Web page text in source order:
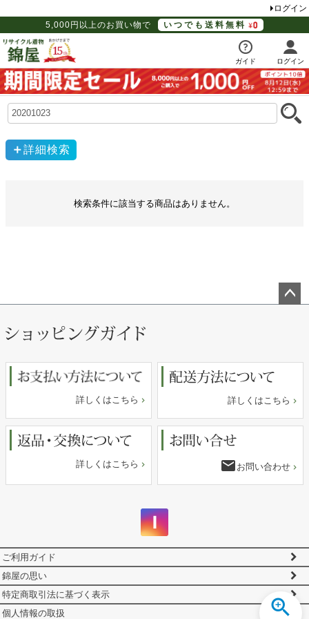
ログイン
5,000円以上のお買い物で
いつでも送料無料
ガイド ログイン
詳細検索
検索条件に該当する商品はありません。
詳しくはこちら 詳しくはこちら
詳しくはこちら email お問い合わせ
ご利用ガイド
錦屋の思い
特定商取引法に基づく表示
個人情報の取扱